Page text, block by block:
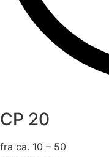
CP 20
fra ca. 10 – 50